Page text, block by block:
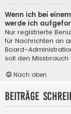
Wenn ich bei
werde ich
Nur registrierte
für Nachrichten an
Board-
soll den
Nach oben
Beiträge